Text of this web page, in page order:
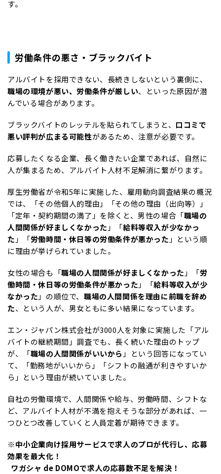
す。
労働条件の悪さ・ブラックバイト
アルバイトを採用できない、長続きしないという裏側に、
職場の環境が悪い、労働条件が厳しい、といった原因が潜
んでいる場合があります。
ブラックバイトのレッテルを貼られてしまうと、 口コミで
悪い評判が広まる可能性があるため、注意が必要です。
応募したくなる企業、長く働きたい企業であれば、自然に
人が集まるため、アルバイト人材不足解消に繋がります。
厚生労働省が令和5年に実施した、雇用動向調査結果の概況
では、「その他個人的理由」「その他の理由（出向等）」
「定年・契約期間の満了」を除くと、男性の場合「職場の
人間関係が好ましくなかった 」「給料等収入が少なかっ
た 」「労働時間・休日等の労働条件が悪かった 」という順
に理由が挙げられていました。
女性の場合も「職場の人間関係が好ましくなかった 」「労
働時間・休日等の労働条件が悪かった 」「給料等収入が少
なかった 」の順位で、職場の人間関係を理由に前職を辞め
た、という人が、男女ともに多い結果になっています。
エン・ジャパン株式会社が3000人を対象に実施した「アル
バイトの継続期間」調査でも、長く続いた理由のトップ
が、「職場の人間関係がいいから 」という回答になってい
て、「勤務地がいいから」「シフトの融通が利きやすいか
ら」という理由が続いていました。
自社の労働環境で、人間関係や給与、労働時間、シフトな
ど、アルバイト人材が不満を抱えそうな部分があれば、一
つひとつ改善していくと人員定着が期待できます。
※中小企業向け採用サービスで求人のプロが代行し、応募
効果を最大化！
ワガシャ de DOMOで求人の応募数不足を解決！